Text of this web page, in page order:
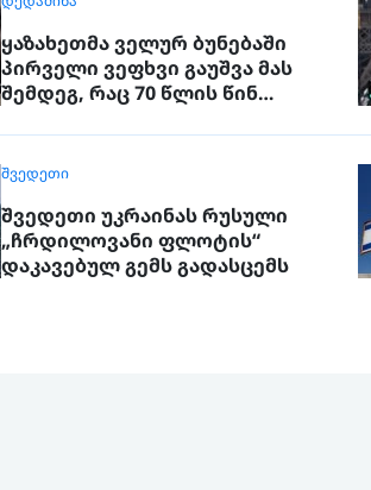
ყაზახეთმა ველურ ბუნებაში
პირველი ვეფხვი გაუშვა მას
შემდეგ, რაც 70 წლის წინ
თურანული ვეფხვი
ᲨᲕᲔᲓᲔᲗᲘ
შვედეთი უკრაინას რუსული
„ჩრდილოვანი ფლოტის“
დაკავებულ გემს გადასცემს